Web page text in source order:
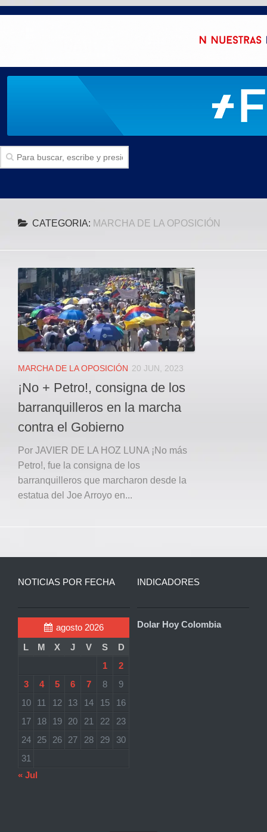
Politica
Local
Deportes
JUDICIAL
ÁREA METROPOLITANA
REGIONAL
DEPARTAMENTAL
Internacional
OPINIÓN
Contactenos
facebook
Twitter
Instagram
CATEGORIA: MARCHA DE LA OPOSICIÓN
MARCHA DE LA OPOSICIÓN 20 JUN, 2023
¡No + Petro!, consigna de los
barranquilleros en la marcha
contra el Gobierno
Por JAVIER DE LA HOZ LUNA ¡No más
Petro!, fue la consigna de los
barranquilleros que marcharon desde la
estatua del Joe Arroyo en...
NOTICIAS POR FECHA
agosto 2026
L
M X J V S
D
1
2
3
4 5 6 7 8
9
10
11 12 13 14 15
16
17
18 19 20 21 22
23
24
25 26 27 28 29
30
31
« Jul
INDICADORES
Dolar Hoy Colombia